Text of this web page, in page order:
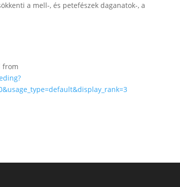
a mell-, és petefészek daganatok-, a
from